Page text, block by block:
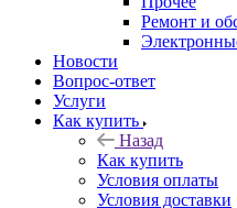
Ремонт и
Новости
Вопрос-ответ
Услуги
Как купить
Назад
Как купить
Условия оплаты
Условия доставки